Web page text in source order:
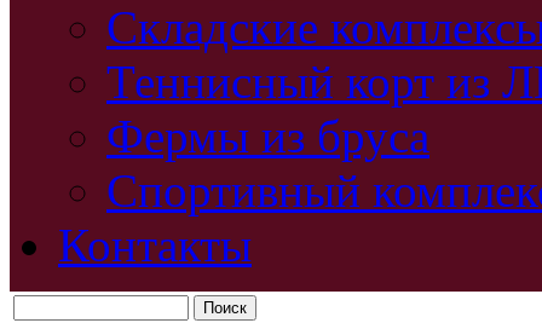
Складские
Теннисный корт из
Фермы из бруса
Спортивный
Контакты